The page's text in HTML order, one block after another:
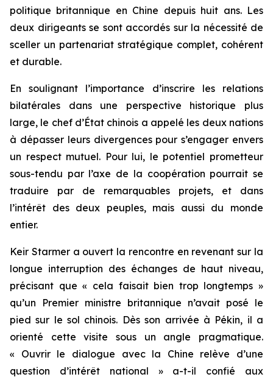
politique britannique en Chine depuis huit ans. Les
deux dirigeants se sont accordés sur la nécessité de
sceller un partenariat stratégique complet, cohérent
et durable.
En soulignant l’importance d’inscrire les relations
bilatérales dans une perspective historique plus
large, le chef d’État chinois a appelé les deux nations
à dépasser leurs divergences pour s’engager envers
un respect mutuel. Pour lui, le potentiel prometteur
sous-tendu par l’axe de la coopération pourrait se
traduire par de remarquables projets, et dans
l’intérêt des deux peuples, mais aussi du monde
entier.
Keir Starmer a ouvert la rencontre en revenant sur la
longue interruption des échanges de haut niveau,
précisant que « cela faisait bien trop longtemps »
qu’un Premier ministre britannique n’avait posé le
pied sur le sol chinois. Dès son arrivée à Pékin, il a
orienté cette visite sous un angle pragmatique.
« Ouvrir le dialogue avec la Chine relève d’une
question d’intérêt national » a-t-il confié aux